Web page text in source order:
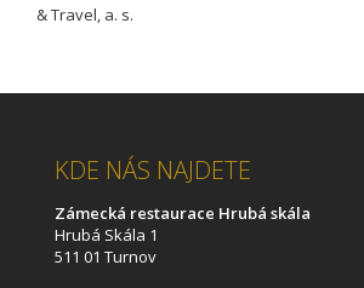
& Travel, a. s.
KDE NÁS NAJDETE
Zámecká restaurace Hrubá skála
Hrubá Skála 1
511 01 Turnov